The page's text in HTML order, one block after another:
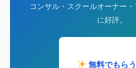
コンサル・スクールオーナー
に好評。
無料でもら